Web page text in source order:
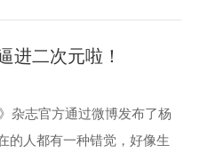
71)，搭配同系列斜纹软...
进二次元啦！
杂志官方通过微博发布了杨
的人都有一种错觉，好像生